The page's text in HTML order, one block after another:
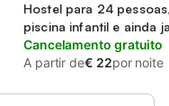
Hostel para 24
piscina infantil e ainda
Cancelamento gratuito
A partir de€ 22por noite